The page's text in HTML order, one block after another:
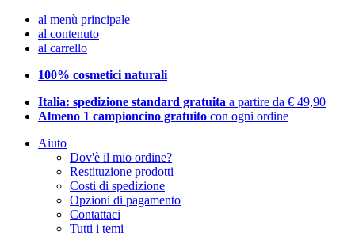
al menù principale
al contenuto
al carrello
100% cosmetici naturali
Italia: spedizione standard gratuita a partire da € 49,90
Almeno 1 campioncino gratuito con ogni ordine
Aiuto
Dov'è il mio ordine?
Restituzione prodotti
Costi di spedizione
Opzioni di pagamento
Contattaci
Tutti i temi